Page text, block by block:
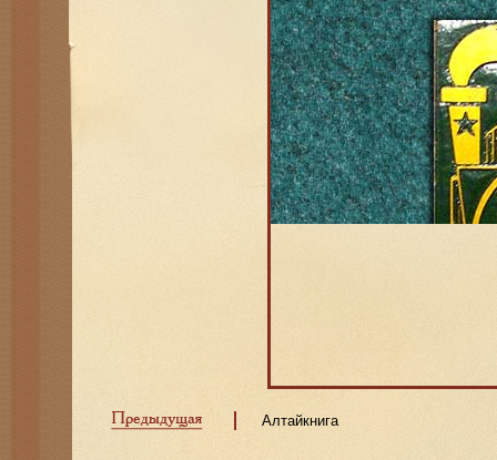
Алтайкнига